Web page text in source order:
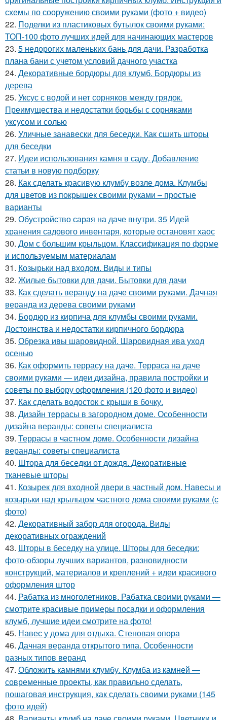
схемы по сооружению своими руками (фото + видео)
22. Поделки из пластиковых бутылок своими руками:
ТОП-100 фото лучших идей для начинающих мастеров
23. 5 недорогих маленьких бань для дачи. Разработка
плана бани с учетом условий дачного участка
24. Декоративные бордюры для клумб. Бордюры из
дерева
25. Уксус с водой и нет сорняков между грядок.
Преимущества и недостатки борьбы с сорняками
уксусом и солью
26. Уличные занавески для беседки. Как сшить шторы
для беседки
27. Идеи использования камня в саду. Добавление
статьи в новую подборку
28. Как сделать красивую клумбу возле дома. Клумбы
для цветов из покрышек своими руками – простые
варианты
29. Обустройство сарая на даче внутри. 35 Идей
хранения садового инвентаря, которые остановят хаос
30. Дом с большим крыльцом. Классификация по форме
и используемым материалам
31. Козырьки над входом. Виды и типы
32. Жилые бытовки для дачи. Бытовки для дачи
33. Как сделать веранду на даче своими руками. Дачная
веранда из дерева своими руками
34. Бордюр из кирпича для клумбы своими руками.
Достоинства и недостатки кирпичного бордюра
35. Обрезка ивы шаровидной. Шаровидная ива уход
осенью
36. Как оформить террасу на даче. Терраса на даче
своими руками — идеи дизайна, правила постройки и
советы по выбору оформления (120 фото и видео)
37. Как сделать водосток с крыши в бочку.
38. Дизайн террасы в загородном доме. Особенности
дизайна веранды: советы специалиста
39. Террасы в частном доме. Особенности дизайна
веранды: советы специалиста
40. Штора для беседки от дождя. Декоративные
тканевые шторы
41. Козырек для входной двери в частный дом. Навесы и
козырьки над крыльцом частного дома своими руками (с
фото)
42. Декоративный забор для огорода. Виды
декоративных ограждений
43. Шторы в беседку на улице. Шторы для беседки:
фото-обзоры лучших вариантов, разновидности
конструкций, материалов и креплений + идеи красивого
оформления штор
44. Рабатка из многолетников. Рабатка своими руками —
смотрите красивые примеры посадки и оформления
клумб, лучшие идеи смотрите на фото!
45. Навес у дома для отдыха. Стеновая опора
46. Дачная веранда открытого типа. Особенности
разных типов веранд
47. Обложить камнями клумбу. Клумба из камней —
современные проекты, как правильно сделать,
пошаговая инструкция, как сделать своими руками (145
фото идей)